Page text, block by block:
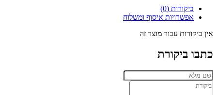
ביקורות (0)
אפשרויות איסוף ומשלוח
אין ביקורות עבור מוצר זה
כתבו ביקורת